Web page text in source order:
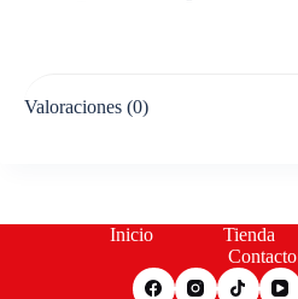
Valoraciones (0)
Inicio Tienda
Contacto